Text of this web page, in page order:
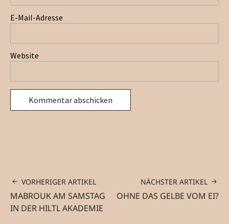
E-Mail-Adresse
Website
VORHERIGER ARTIKEL
MABROUK AM SAMSTAG
IN DER HILTL AKADEMIE
NÄCHSTER ARTIKEL
OHNE DAS GELBE VOM EI?